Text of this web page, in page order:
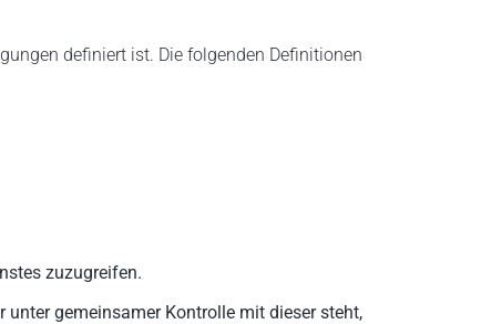
definiert ist. Die folgenden Definitionen
zuzugreifen.
unter gemeinsamer Kontrolle mit dieser steht,